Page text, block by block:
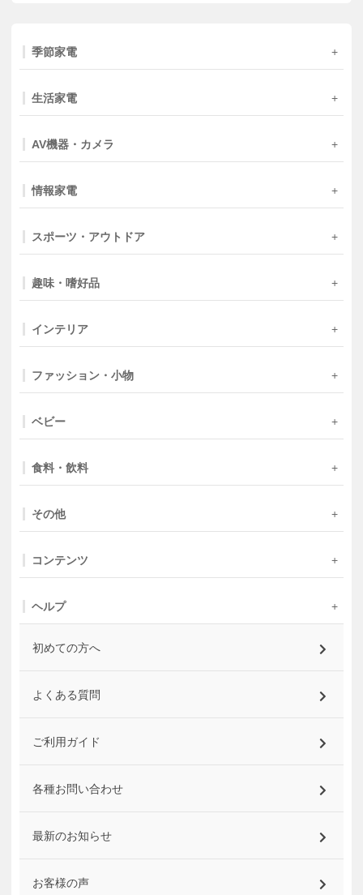
季節家電
生活家電
AV機器・カメラ
情報家電
スポーツ・アウトドア
趣味・嗜好品
インテリア
ファッション・小物
ベビー
食料・飲料
その他
コンテンツ
ヘルプ
初めての方へ
よくある質問
ご利用ガイド
各種お問い合わせ
最新のお知らせ
お客様の声